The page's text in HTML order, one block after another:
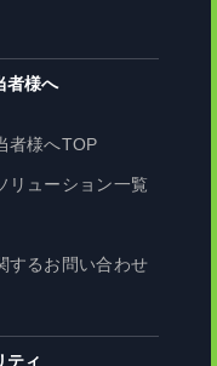
者様へ
者様へTOP
リューション一覧
するお問い合わせ
ティ